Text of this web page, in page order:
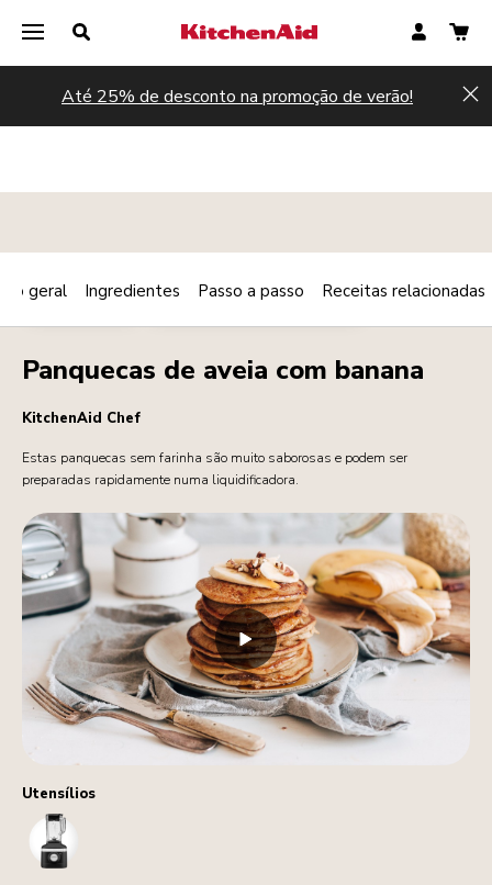
Até 25% de desconto na promoção de verão!
Utensílios
Blender
SOBREMESAS PEQUENO-ALMOÇO/BRUNCH Print
Panquecas de aveia com banana
KitchenAid Chef
Estas panquecas sem farinha são muito saborosas e podem ser
preparadas rapidamente numa liquidificadora.
geral Ingredientes Passo a passo Receitas relacionadas